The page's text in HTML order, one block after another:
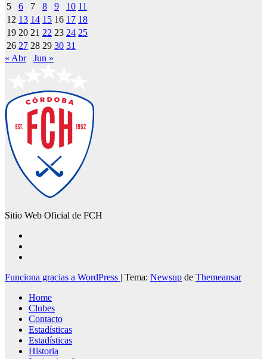
5
6 7 8 9 10 11
12 13 14 15 16 17 18
19 20 21 22 23 24 25
26 27 28 29 30 31
« Abr
Jun »
Sitio Web Oficial de FCH
Funciona gracias a WordPress | Tema: Newsup de Themeansar
Home
Clubes
Contacto
Estadísticas
Estadísticas
Historia